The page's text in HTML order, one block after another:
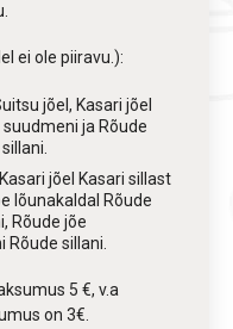
ei ole piiravu.):
jõel, Kasari jõel
ja Rõude
jõel Kasari sillast
lõunakaldal Rõude
Rõude jõe
Rõude sillani.
5 €, v.a
on 3€.